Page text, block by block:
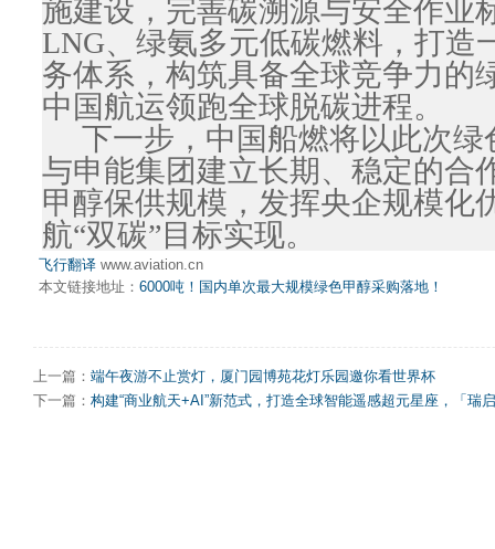
施建设，完善碳溯源与安全作业
LNG、绿氨多元低碳燃料，打造
务体系，构筑具备全球竞争力的
中国航运领跑全球脱碳进程。
下一步，中国船燃将以此次
与申能集团建立长期、稳定的合
甲醇保供规模，发挥央企规模化
航“双碳”目标实现。
飞行翻译 www.aviation.cn
本文链接地址： 6000吨！国内单次最大规模绿色甲醇采购落地！
上一篇： 端午夜游不止赏灯，厦门园博苑花灯乐园邀你看世界杯
下一篇： 构建“商业航天+AI”新范式，打造全球智能遥感超元星座，「瑞